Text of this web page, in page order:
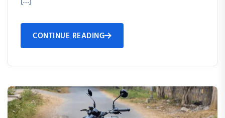
CONTINUE READING